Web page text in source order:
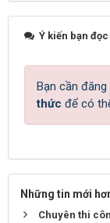
Ý kiến bạn đọc
Bạn cần
thức để có
Những tin mới
Chuyên thi